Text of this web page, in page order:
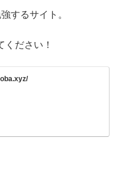
するサイト。
ださい！